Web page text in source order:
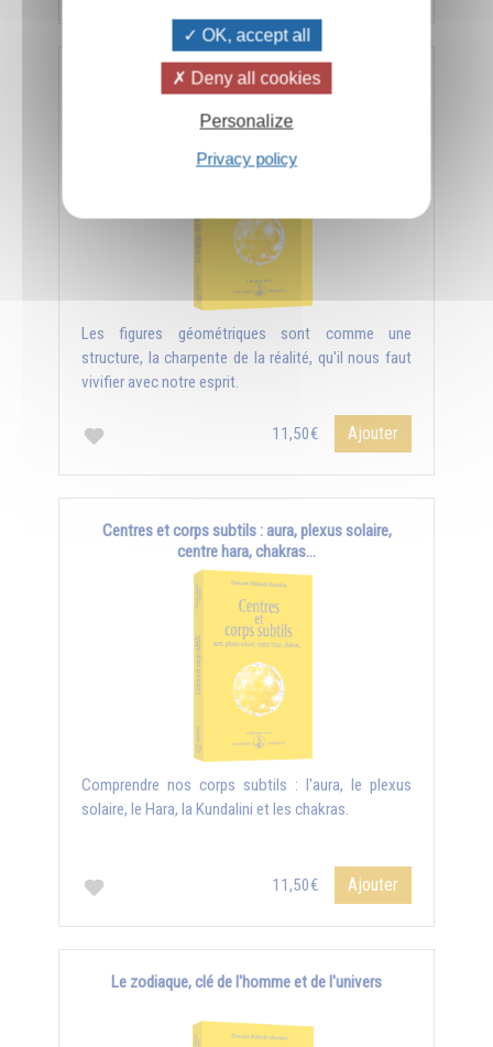
Le langage des figures géométriques
Les figures géométriques sont comme une
structure, la charpente de la réalité, qu'il nous faut
vivifier avec notre esprit.
11,50€ Ajouter
Centres et corps subtils : aura, plexus solaire,
centre hara, chakras...
Comprendre nos corps subtils : l'aura, le plexus
solaire, le Hara, la Kundalini et les chakras.
11,50€ Ajouter
Le zodiaque, clé de l'homme et de l'univers
OK, accept all
Deny all cookies
Personalize
Privacy policy